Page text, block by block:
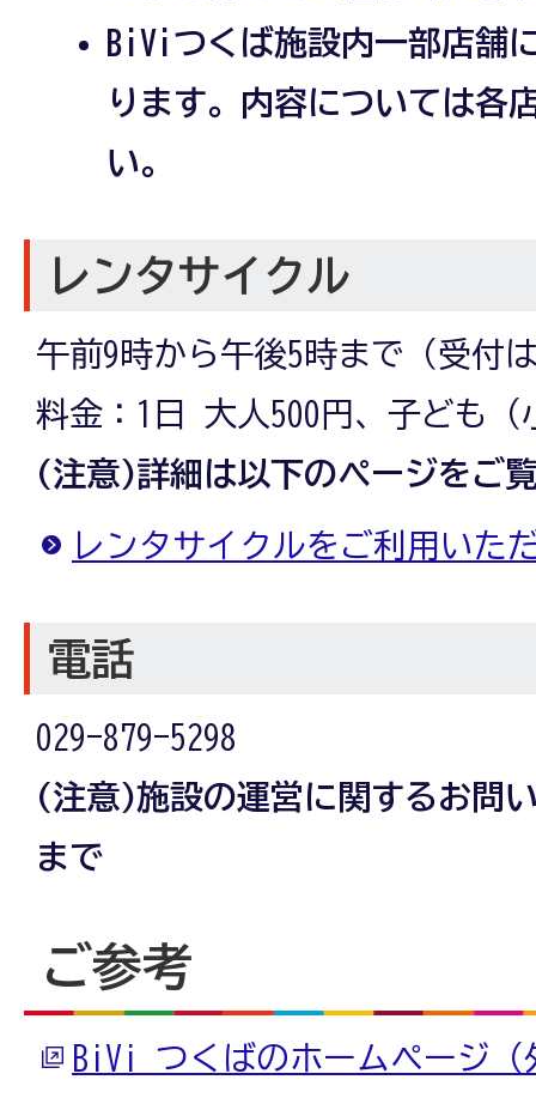
BiViつくば施設内一部店舗
ります。内容については各
い。
レンタサイクル
午前9時から午後5時まで（受付
料金：1日 大人500円、子ども（
(注意)詳細は以下のページをご
レンタサイクルをご利用いた
電話
029-879-5298
(注意)施設の運営に関するお問
まで
ご参考
BiVi つくばのホームページ（